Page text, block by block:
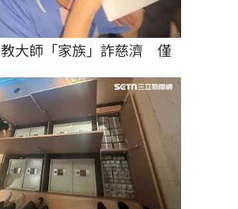
大師「家族」詐慈濟　僅